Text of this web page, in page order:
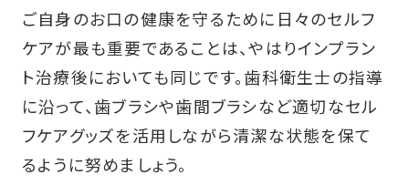
ご自身のお口の健康を守るために日々のセルフ
ケアが最も重要であることは、やはりインプラン
ト治療後においても同じです。歯科衛生士の指導
に沿って、歯ブラシや歯間ブラシなど適切なセル
フケアグッズを活用しながら清潔な状態を保て
るように努めましょう。